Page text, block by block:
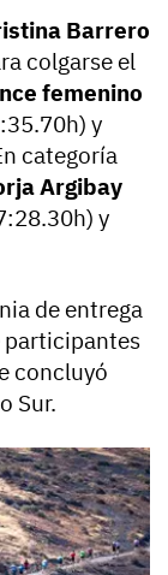
Barrero
colgarse el
femenino
y
categoría
Argibay
y
de entrega
participantes
concluyó
Sur.